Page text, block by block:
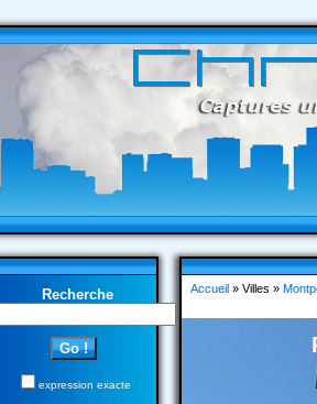
Recherche
expression exacte
Accueil» Villes »